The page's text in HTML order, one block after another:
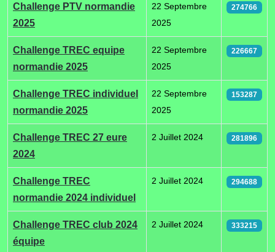
Challenge PTV normandie
2025
22 Septembre
2025
274766
Challenge TREC equipe
normandie 2025
22 Septembre
2025
226667
Challenge TREC individuel
normandie 2025
22 Septembre
2025
153287
Challenge TREC 27 eure
2024
2 Juillet 2024 281896
Challenge TREC
normandie 2024 individuel
2 Juillet 2024 294688
Challenge TREC club 2024
équipe
2 Juillet 2024 333215